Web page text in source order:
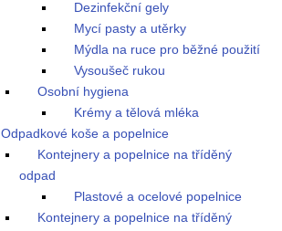
Dezinfekční gely
Mycí pasty a utěrky
Mýdla na ruce pro běžné použití
Vysoušeč rukou
Osobní hygiena
Krémy a tělová mléka
Odpadkové koše a popelnice
Kontejnery a popelnice na tříděný
odpad
Plastové a ocelové popelnice
Kontejnery a popelnice na tříděný